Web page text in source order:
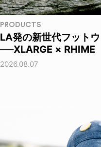
PRODUCTS
LA発の新世代フット
──XLARGE × RHIME
2026.08.07